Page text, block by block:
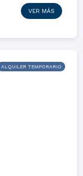
VER MÁS
ALQUILER TEMPORARIO